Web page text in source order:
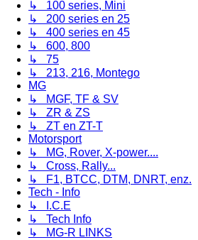
↳ 100 series, Mini
↳ 200 series en 25
↳ 400 series en 45
↳ 600, 800
↳ 75
↳ 213, 216, Montego
MG
↳ MGF, TF & SV
↳ ZR & ZS
↳ ZT en ZT-T
Motorsport
↳ MG, Rover, X-power....
↳ Cross, Rally...
↳ F1, BTCC, DTM, DNRT, enz.
Tech - Info
↳ I.C.E
↳ Tech Info
↳ MG-R LINKS